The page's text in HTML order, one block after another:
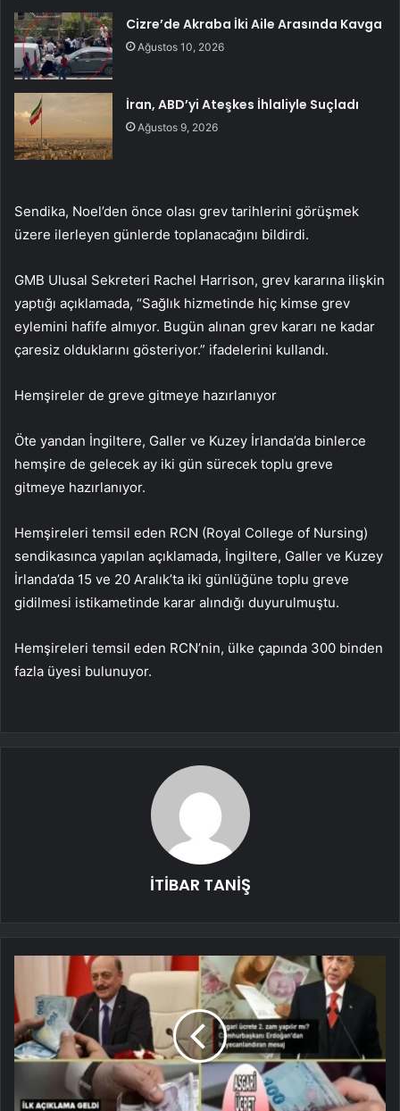
Cizre’de Akraba İki Aile Arasında Kavga
Ağustos 10, 2026
İran, ABD’yi Ateşkes İhlaliyle Suçladı
Ağustos 9, 2026
Sendika, Noel’den önce olası grev tarihlerini görüşmek
üzere ilerleyen günlerde toplanacağını bildirdi.
GMB Ulusal Sekreteri Rachel Harrison, grev kararına ilişkin
yaptığı açıklamada, “Sağlık hizmetinde hiç kimse grev
eylemini hafife almıyor. Bugün alınan grev kararı ne kadar
çaresiz olduklarını gösteriyor.” ifadelerini kullandı.
Hemşireler de greve gitmeye hazırlanıyor
Öte yandan İngiltere, Galler ve Kuzey İrlanda’da binlerce
hemşire de gelecek ay iki gün sürecek toplu greve
gitmeye hazırlanıyor.
Hemşireleri temsil eden RCN (Royal College of Nursing)
sendikasınca yapılan açıklamada, İngiltere, Galler ve Kuzey
İrlanda’da 15 ve 20 Aralık’ta iki günlüğüne toplu greve
gidilmesi istikametinde karar alındığı duyurulmuştu.
Hemşireleri temsil eden RCN’nin, ülke çapında 300 binden
fazla üyesi bulunuyor.
İTİBAR TANİŞ